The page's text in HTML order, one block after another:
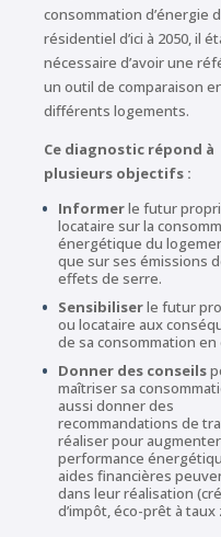
consommation d’énergie
résidentiel d’ici à 2050, il
nécessaire d’avoir une
un outil de comparaison
différents logements.
Ce diagnostic répond à
plusieurs objectifs :
Informerle futur
locataire sur la
énergétique du
que sur ses émissions
effets de serre.
Sensibiliserle futur
ou locataire aux
de sa consommation en
Donner des conseils
maîtriser sa
aussi donner des
recommandations de
réaliser pour
performance
aides financières
dans leur réalisation
d’impôt, éco-prêt à taux